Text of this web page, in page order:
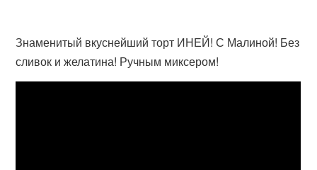
Знаменитый вкуснейший торт ИНЕЙ! С Малиной! Без
сливок и желатина! Ручным миксером!